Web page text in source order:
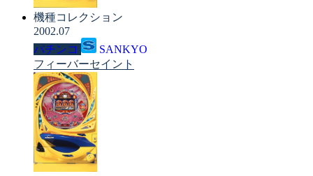
機種コレクション
2002.07
パチンコ
SANKYO
フィーバーセイント